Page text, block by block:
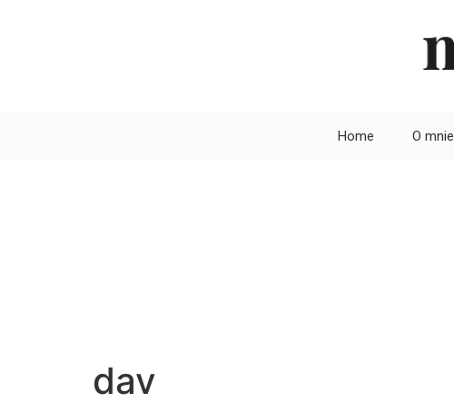
Home O mnie
dav